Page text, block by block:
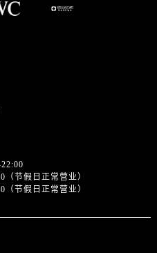
（节假日正常营业）
节假日正常营业）